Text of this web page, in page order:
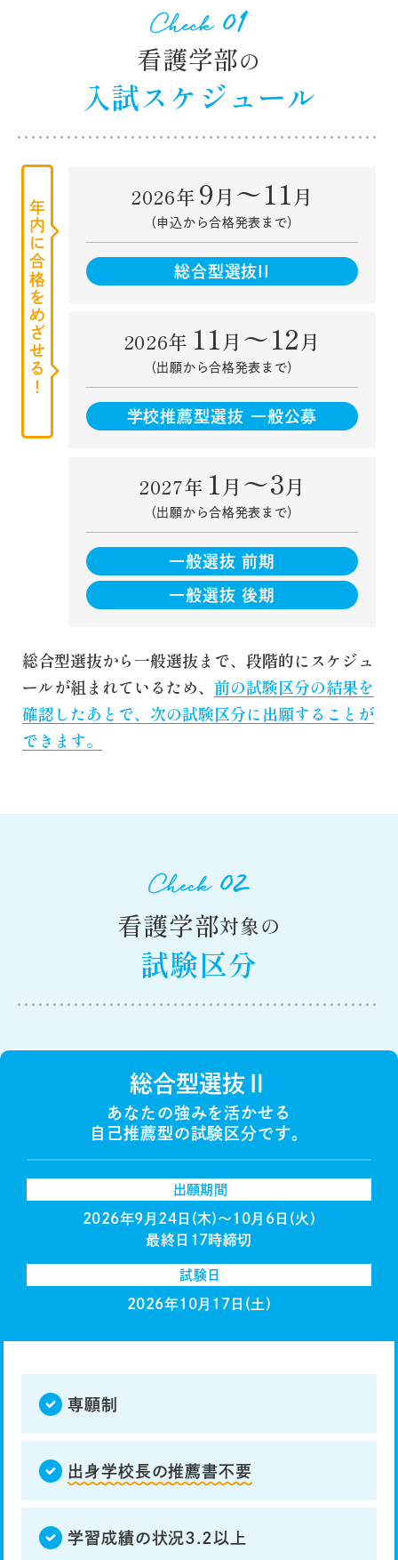
名古屋学芸大学 公式サイト
名古屋外国語大学（姉妹校）受験生サイト
看護学部の
入試スケジュール
年内に合格をめざせる！
2026年 9 月 〜11 月
（申込から合格発表まで）
総合型選抜II
2026年 11 月 〜12 月
（出願から合格発表まで）
学校推薦型選抜 一般公募
2027年 1 月 〜3 月
（出願から合格発表まで）
一般選抜 前期
一般選抜 後期
総合型選抜から一般選抜まで、段階的にスケジュ
ールが組まれているため、 前の試験区分の結果を
確認したあとで、次の試験区分に出願することが
できます。
看護学部対象の
試験区分
総合型選抜Ⅱ
あなたの強みを活かせる
自己推薦型の試験区分です。
出願期間
2026年9月24日(木)〜10月6日(火)
最終日17時締切
試験日
2026年10月17日(土)
専願制
出身学校長の推薦書不要
学習成績の状況3.2以上